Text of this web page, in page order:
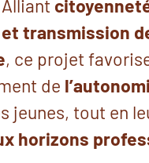
transmission
, ce projet
de
jeunes, tout en
horizons